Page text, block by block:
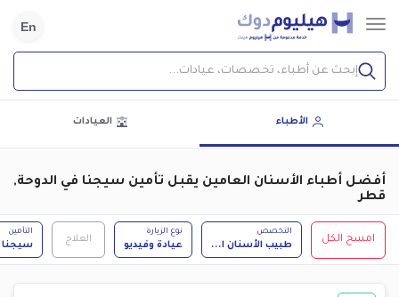
En
إبحث عن أطباء، تخصصات، عيادات...
الأطباء العيادات
أفضل أطباء الأسنان العامين يقبل تأمين سيجنا في الدوحة,
قطر
امسح الكل
التخصص
طبيب الأسنان ا...
نوع الزيارة
عيادة وفيديو
العلاج
التأمين
سيجنا